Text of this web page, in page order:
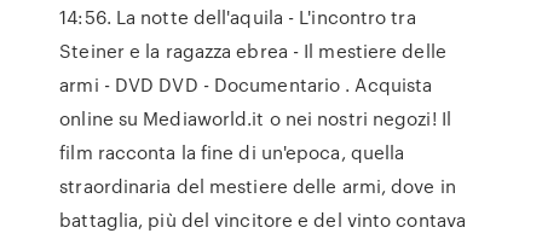
14:56. La notte dell'aquila - L'incontro tra
Steiner e la ragazza ebrea - Il mestiere delle
armi - DVD DVD - Documentario . Acquista
online su Mediaworld.it o nei nostri negozi! Il
film racconta la fine di un'epoca, quella
straordinaria del mestiere delle armi, dove in
battaglia, più del vincitore e del vinto contava